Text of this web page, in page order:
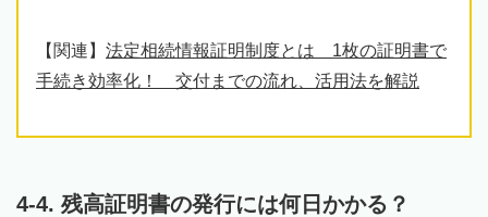
【関連】 法定相続情報証明制度とは 1枚の証明書で
手続き効率化！ 交付までの流れ、活用法を解説
4-4. 残高証明書の発行には何日かかる？